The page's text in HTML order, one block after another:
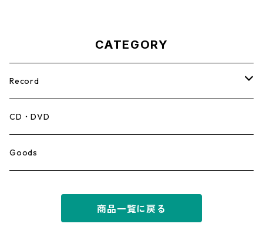
CATEGORY
Record
Mento,Calypso,Ballad
Ska
CD・DVD
Goods
商品一覧に戻る